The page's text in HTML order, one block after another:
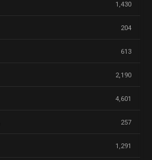
1,430
204
613
2,190
4,601
257
1,291